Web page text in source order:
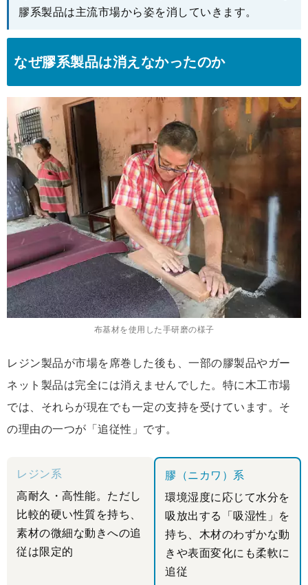
膠系製品は主流市場から姿を消していきます。
なぜ膠系製品は消えなかったのか
布基材を使用した手研磨の様子
レジン製品が市場を席巻した後も、一部の膠製品やガー
ネット製品は完全には消えませんでした。特に木工市場
では、それらが現在でも一定の支持を受けています。そ
の理由の一つが「追従性」です。
レジン系
高耐久・高性能。ただし
比較的硬い性質を持ち、
素材の微細な動きへの追
従は限定的
膠（ニカワ）系
環境湿度に応じて水分を
吸放出する「吸湿性」を
持ち、木材のわずかな動
きや表面変化にも柔軟に
追従